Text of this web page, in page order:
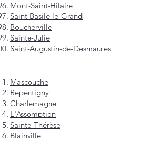
Mont-Saint-Hilaire
Saint-Basile-le-Grand
Boucherville
Sainte-Julie
Saint-Augustin-de-Desmaures
Mascouche
Repentigny
Charlemagne
L'Assomption
Sainte-Thérèse
Blainville